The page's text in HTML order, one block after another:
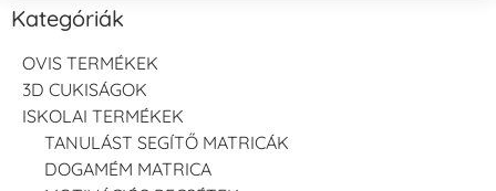
Kategóriák
OVIS TERMÉKEK
3D CUKISÁGOK
ISKOLAI TERMÉKEK
TANULÁST SEGÍTŐ MATRICÁK
DOGAMÉM MATRICA